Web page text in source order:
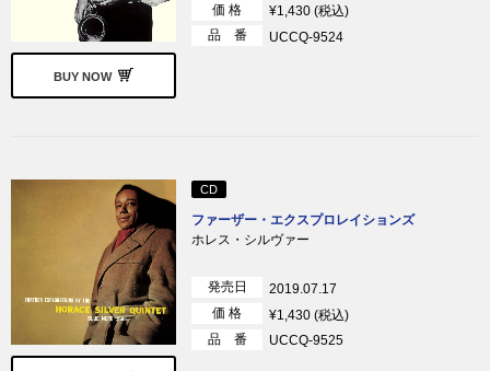
BUY NOW
価 格
¥1,430 (税込)
品 番
UCCQ-9524
CD
ファーザー・エクスプロレイションズ
ホレス・シルヴァー
発売日
2019.07.17
価 格
¥1,430 (税込)
品 番
UCCQ-9525